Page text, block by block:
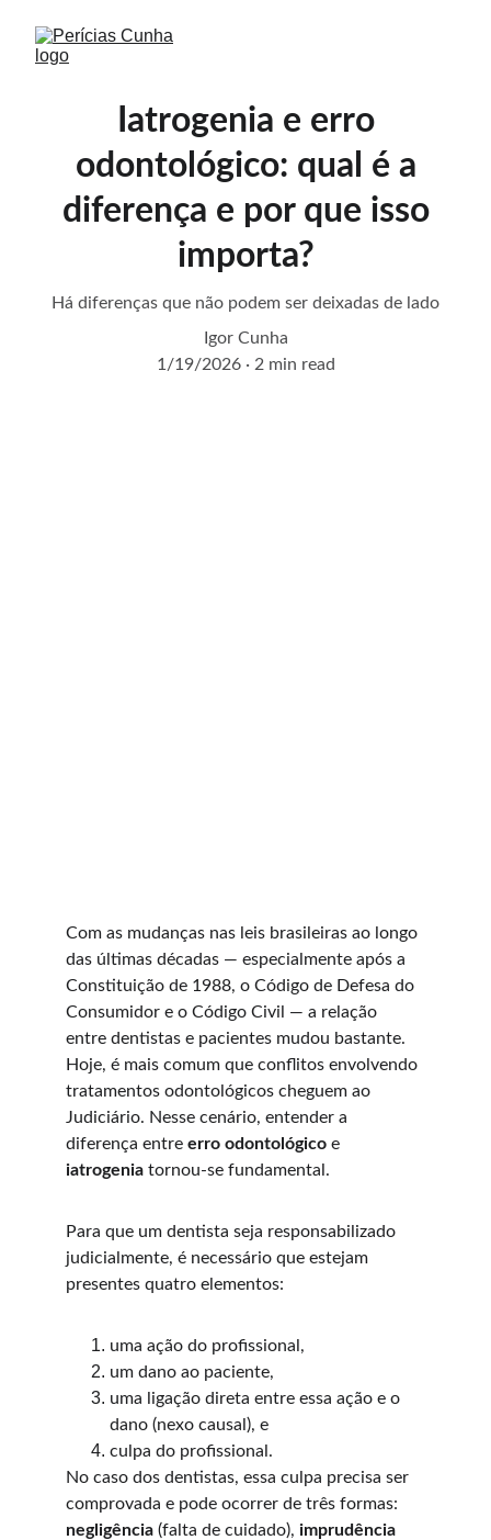
Iatrogenia e erro
odontológico: qual é a
diferença e por que isso
importa?
Há diferenças que não podem ser deixadas de lado
Igor Cunha
1/19/2026
2 min read
Com as mudanças nas leis brasileiras ao longo
das últimas décadas — especialmente após a
Constituição de 1988, o Código de Defesa do
Consumidor e o Código Civil — a relação
entre dentistas e pacientes mudou bastante.
Hoje, é mais comum que conflitos envolvendo
tratamentos odontológicos cheguem ao
Judiciário. Nesse cenário, entender a
diferença entre erro odontológico e
iatrogenia tornou-se fundamental.
Para que um dentista seja responsabilizado
judicialmente, é necessário que estejam
presentes quatro elementos:
uma ação do profissional,
um dano ao paciente,
uma ligação direta entre essa ação e o
dano (nexo causal), e
culpa do profissional.
No caso dos dentistas, essa culpa precisa ser
comprovada e pode ocorrer de três formas:
negligência (falta de cuidado), imprudência